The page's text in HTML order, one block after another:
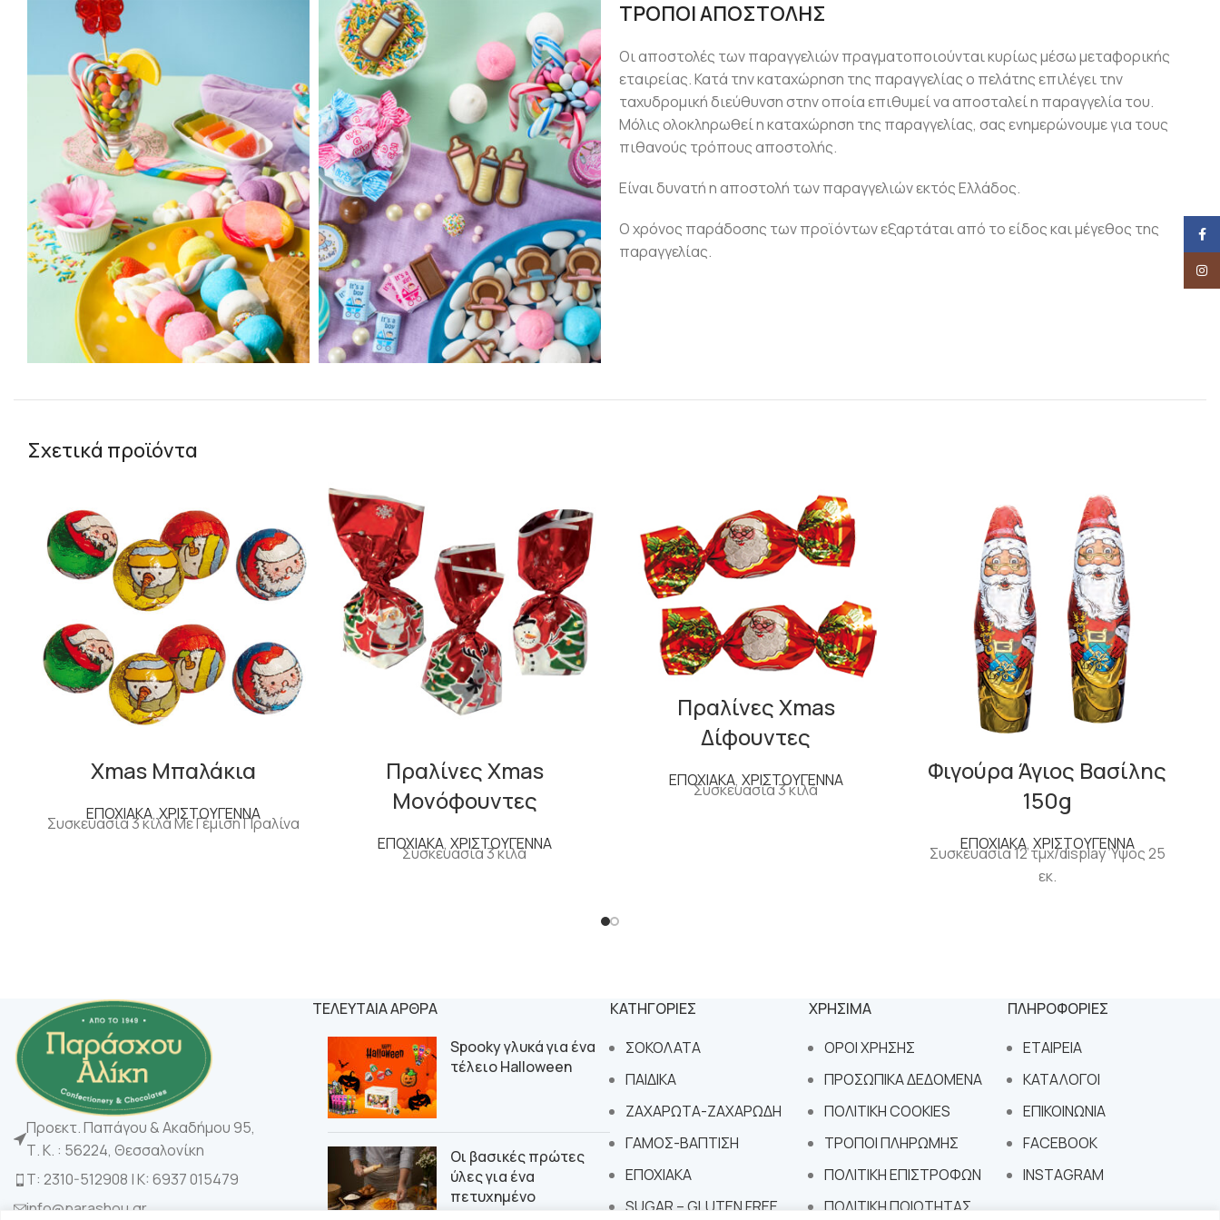
ΤΡΟΠΟΙ ΑΠΟΣΤΟΛΗΣ
Οι αποστολές των παραγγελιών πραγματοποιούνται κυρίως μέσω μεταφορικής
εταιρείας. Κατά την καταχώρηση της παραγγελίας ο πελάτης επιλέγει την
ταχυδρομική διεύθυνση στην οποία επιθυμεί να αποσταλεί η παραγγελία του.
Μόλις ολοκληρωθεί η καταχώρηση της παραγγελίας, σας ενημερώνουμε για τους
πιθανούς τρόπους αποστολής.
Είναι δυνατή η αποστολή των παραγγελιών εκτός Ελλάδος.
Ο χρόνος παράδοσης των προϊόντων εξαρτάται από το είδος και μέγεθος της
παραγγελίας.
Σχετικά προϊόντα
Xmas Μπαλάκια
ΕΠΟΧΙΑΚΑ,ΧΡΙΣΤΟΥΓΕΝΝΑ
Συσκευασία 3 κιλά Με Γέμιση Πραλίνα
Πραλίνες Xmas
Μονόφουντες
ΕΠΟΧΙΑΚΑ, ΧΡΙΣΤΟΥΓΕΝΝΑ
Συσκευασία 3 κιλά
Πραλίνες Xmas
Δίφουντες
ΕΠΟΧΙΑΚΑ, ΧΡΙΣΤΟΥΓΕΝΝΑ
Συσκευασία 3 κιλά
Φιγούρα Άγιος Βασίλης
150g
ΕΠΟΧΙΑΚΑ, ΧΡΙΣΤΟΥΓΕΝΝΑ
Συσκευασία 12 τμχ/display Ύψος 25
εκ.
Προεκτ. Παπάγου & Ακαδήμου 95,
Τ. Κ. : 56224, Θεσσαλονίκη
Τ: 2310-512908 | K: 6937 015479
info@parashou.gr
ΤΕΛΕΥΤΑΙΑ ΑΡΘΡΑ
Spooky γλυκά για ένα
τέλειο Halloween
Οι βασικές πρώτες
ύλες για ένα
πετυχημένο
ΚΑΤΗΓΟΡΙΕΣ
ΣΟΚΟΛΑΤΑ
ΠΑΙΔΙΚΑ
ΖΑΧΑΡΩΤΑ-ΖΑΧΑΡΩΔΗ
ΓΑΜΟΣ-ΒΑΠΤΙΣΗ
ΕΠΟΧΙΑΚΑ
SUGAR – GLUTEN FREE
ΧΡΗΣΙΜΑ
ΟΡΟΙ ΧΡΗΣΗΣ
ΠΡΟΣΩΠΙΚΑ ΔΕΔΟΜΕΝΑ
ΠΟΛΙΤΙΚΗ COOKIES
ΤΡΟΠΟΙ ΠΛΗΡΩΜΗΣ
ΠΟΛΙΤΙΚΗ ΕΠΙΣΤΡΟΦΩΝ
ΠΟΛΙΤΙΚΗ ΠΟΙΟΤΗΤΑΣ
ΠΛΗΡΟΦΟΡΙΕΣ
ΕΤΑΙΡΕΙΑ
ΚΑΤΑΛΟΓΟΙ
ΕΠΙΚΟΙΝΩΝΙΑ
FACEBOOK
INSTAGRAM